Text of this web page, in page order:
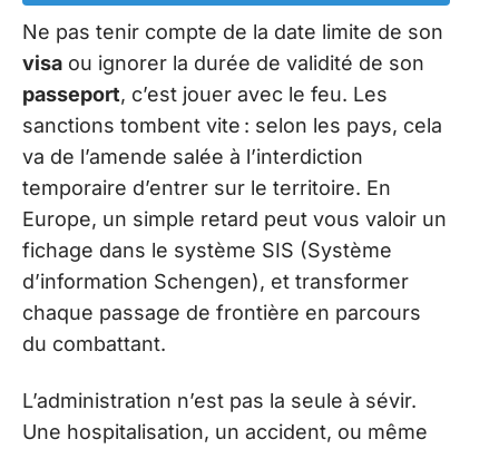
Ne pas tenir compte de la date limite de son
visa ou ignorer la durée de validité de son
passeport, c’est jouer avec le feu. Les
sanctions tombent vite : selon les pays, cela
va de l’amende salée à l’interdiction
temporaire d’entrer sur le territoire. En
Europe, un simple retard peut vous valoir un
fichage dans le système SIS (Système
d’information Schengen), et transformer
chaque passage de frontière en parcours
du combattant.
L’administration n’est pas la seule à sévir.
Une hospitalisation, un accident, ou même